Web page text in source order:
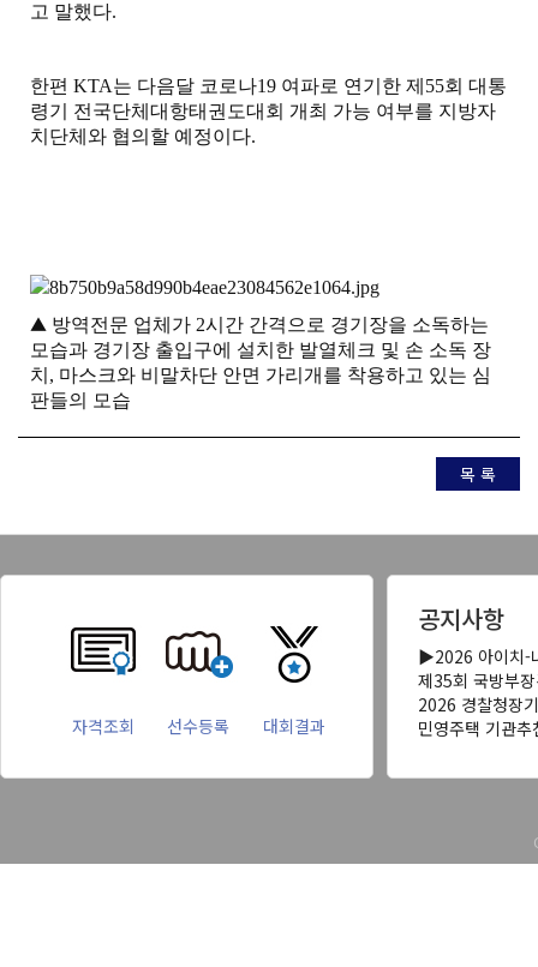
고 말했다.
한편 KTA는 다음달 코로나19 여파로 연기한 제 55회 대통
령기 전국단체대항태권도대회 개최 가능 여부를 지방자
치단체와 협의할 예정이다.
▲ 방역전문 업체가 2시간 간격으로 경기장을 소독하는
모습과 경기장 출입구에 설치한 발열체크 및 손 소독 장
치 , 마스크와 비말차단 안면 가리개를 착용하고 있는 심
판들의 모습
목 록
자격조회 선수등록 대회결과
공지사항
▶2026 아이치-
제35회 국방부
2026 경찰청장
민영주택 기관